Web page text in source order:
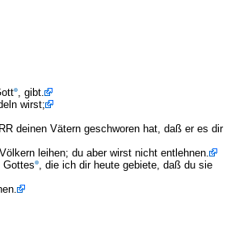
, gibt.
wirst;
deinen Vätern geschworen hat, daß er es dir
leihen; du aber wirst nicht entlehnen.
Gottes , die ich dir heute gebiete, daß du sie